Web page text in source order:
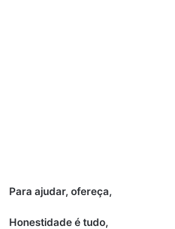
Para ajudar, ofereça,
Honestidade é tudo,